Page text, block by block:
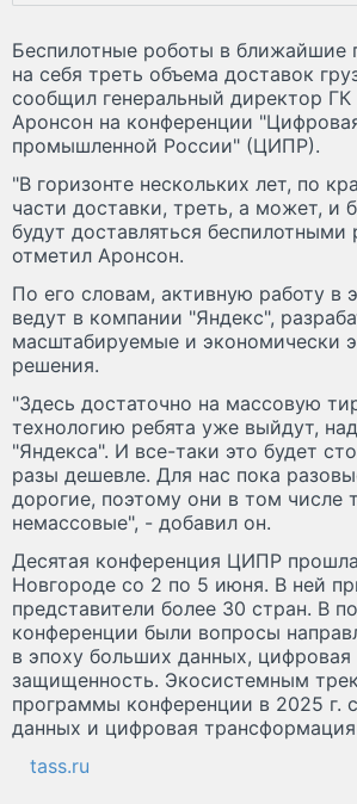
Беспилотные роботы в ближайшие
на себя треть объема доставок
сообщил генеральный директор
Аронсон на конференции
промышленной России" (ЦИПР).
"В горизонте нескольких лет, по
части доставки, треть, а может, и
будут доставляться беспилотными
отметил Аронсон.
По его словам, активную работу в
ведут в компании "Яндекс",
масштабируемые и экономически
решения.
"Здесь достаточно на массовую
технологию ребята уже выйдут,
"Яндекса". И все-таки это будет
разы дешевле. Для нас пока
дорогие, поэтому они в том числе
немассовые", - добавил он.
Десятая конференция ЦИПР
Новгороде со 2 по 5 июня. В ней
представители более 30 стран. В
конференции были вопросы
в эпоху больших данных, цифровая
защищенность. Экосистемным
программы конференции в 2025 г.
данных и цифровая трансформация
tass.ru